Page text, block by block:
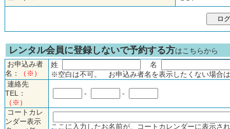
レンタル会員に登録しないで予約する方はこちらから
お申込み者
名：
（※）
姓
名
※空白は不可。 お申込み者名を表示したくない場合
連絡先
TEL：
（※）
- -
コートカレ
ンダー表示
ここに入力したお名前が、コートカレンダーに表示